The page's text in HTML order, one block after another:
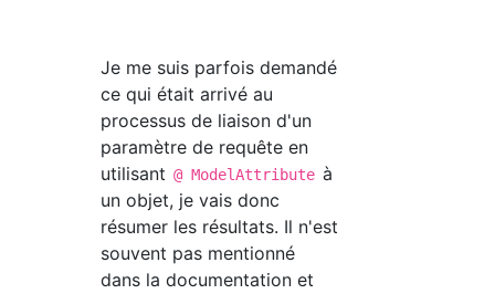
Je me suis parfois demandé
ce qui était arrivé au
processus de liaison d'un
paramètre de requête en
utilisant @ ModelAttribute à
un objet, je vais donc
résumer les résultats. Il n'est
souvent pas mentionné
dans la documentation et